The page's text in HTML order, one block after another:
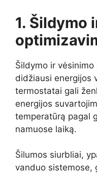
1. Šildymo
Šildymo ir
didžiausi energijos
termostatai gali
energijos
temperatūrą pagal
namuose laiką.
Šilumos siurbliai,
vanduo sistemose,